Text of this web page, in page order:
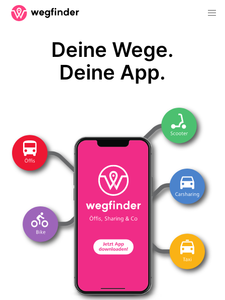
Deine Wege.
Deine App.